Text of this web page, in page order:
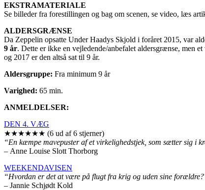
EKSTRAMATERIALE
Se billeder fra forestillingen og bag om scenen, se video, læs
ALDERSGRÆNSE
Da Zeppelin opsatte Under Haadys Skjold i foråret 2015, var
9 år. Dette er ikke en vejledende/anbefalet aldersgrænse, men
og 2017 er den altså sat til 9 år.
Aldersgruppe: Fra minimum 9 år
Varighed: 65 min.
ANMELDELSER:
DEN 4. VÆG
★★★★★★ (6 ud af 6 stjerner)
“En kæmpe mavepuster af et virkelighedstjek, som sætter sig i
– Anne Louise Slott Thorborg
WEEKENDAVISEN
“Hvordan er det at være på flugt fra krig og uden sine
– Jannie Schjødt Kold